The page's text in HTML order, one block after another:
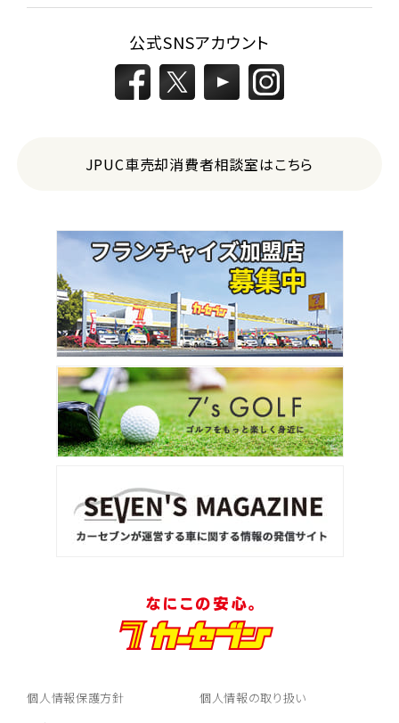
公式SNSアカウント
JPUC車売却消費者相談室はこちら
個人情報保護方針
個人情報の取り扱い